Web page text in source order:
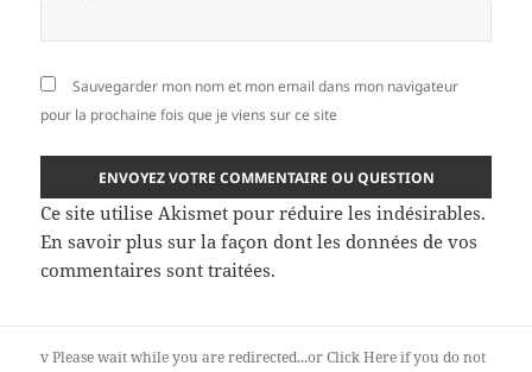
Sauvegarder mon nom et mon email dans mon navigateur
pour la prochaine fois que je viens sur ce site
Ce site utilise Akismet pour réduire les indésirables.
En savoir plus sur la façon dont les données de vos
commentaires sont traitées.
vPlease wait while you are redirected...orClick Hereif you do not